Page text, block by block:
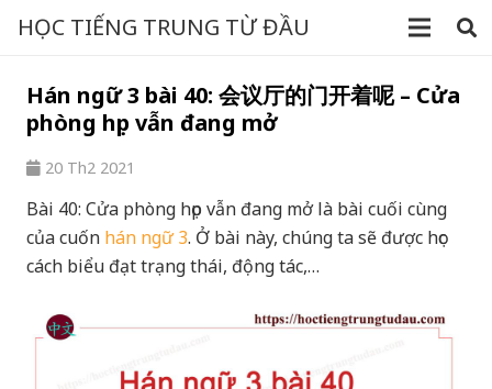
HỌC TIẾNG TRUNG TỪ ĐẦU
Hán ngữ 3 bài 40: 会议厅的门开着呢 – Cửa
phòng họp vẫn đang mở
20 Th2 2021
Bài 40: Cửa phòng họp vẫn đang mở là bài cuối cùng
của cuốn hán ngữ 3. Ở bài này, chúng ta sẽ được học
cách biểu đạt trạng thái, động tác,…